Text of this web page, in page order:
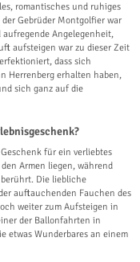
romantisches und ruhiges
Gebrüder Montgolfier war
Angelegenheit,
aufsteigen war zu dieser Zeit
dass sich
Herrenberg erhalten haben,
sich ganz auf die
für ein verliebtes
Armen liegen, während
Die liebliche
auftauchenden Fauchen des
weiter zum Aufsteigen in
der Ballonfahrten in
etwas Wunderbares an einem